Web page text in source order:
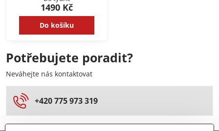
1490 Kč
Do košíku
Potřebujete poradit?
Neváhejte nás kontaktovat
+420 775 973 319